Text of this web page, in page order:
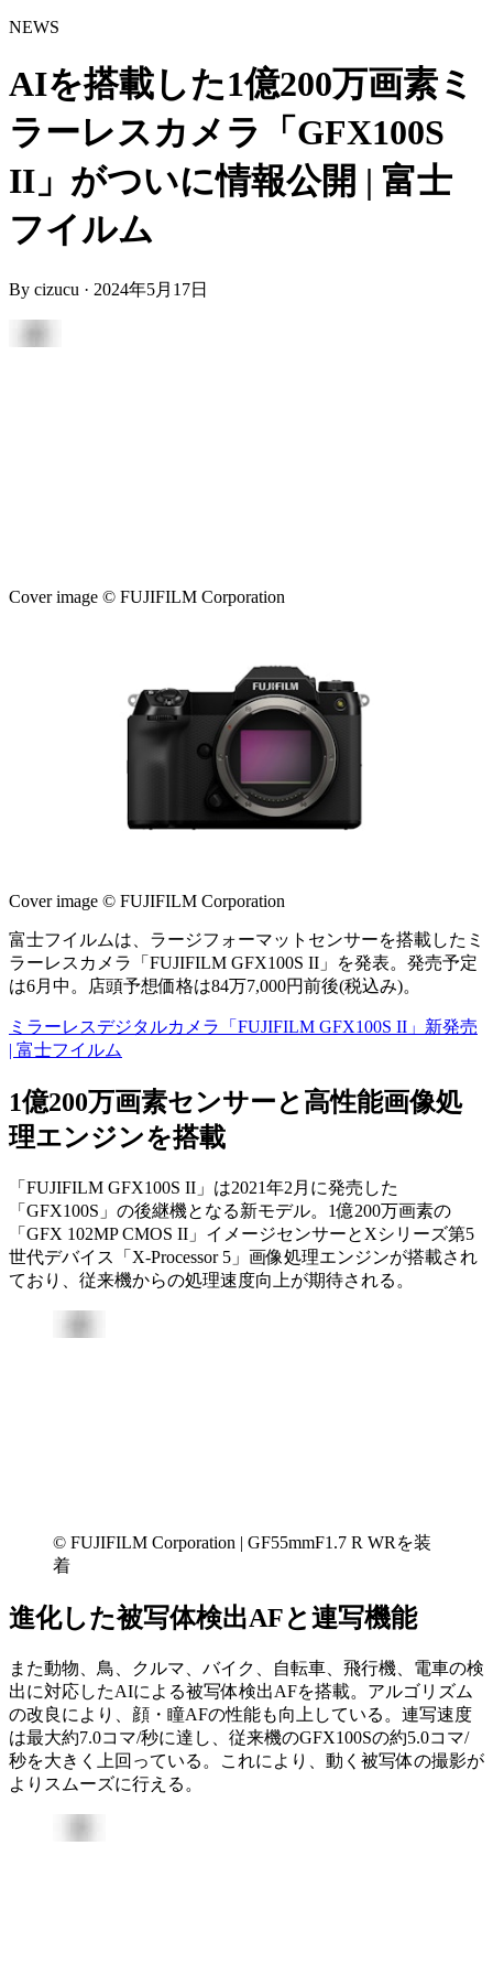
NEWS
AIを搭載した1億200万画素ミ
ラーレスカメラ「GFX100S
II」がついに情報公開 | 富士
フイルム
By cizucu · 2024年5月17日
Cover image © FUJIFILM Corporation
Cover image © FUJIFILM Corporation
富士フイルムは、ラージフォーマットセンサーを搭載したミ
ラーレスカメラ「FUJIFILM GFX100S II」を発表。発売予定
は6月中。店頭予想価格は84万7,000円前後(税込み)。
ミラーレスデジタルカメラ「FUJIFILM GFX100S II」新発売
| 富士フイルム
1億200万画素センサーと高性能画像処
理エンジンを搭載
「FUJIFILM GFX100S II」は2021年2月に発売した
「GFX100S」の後継機となる新モデル。1億200万画素の
「GFX 102MP CMOS II」イメージセンサーとXシリーズ第5
世代デバイス「X-Processor 5」画像処理エンジンが搭載され
ており、従来機からの処理速度向上が期待される。
© FUJIFILM Corporation | GF55mmF1.7 R WRを装
着
進化した被写体検出AFと連写機能
また動物、鳥、クルマ、バイク、自転車、飛行機、電車の検
出に対応したAIによる被写体検出AFを搭載。アルゴリズム
の改良により、顔・瞳AFの性能も向上している。連写速度
は最大約7.0コマ/秒に達し、従来機のGFX100Sの約5.0コマ/
秒を大きく上回っている。これにより、動く被写体の撮影が
よりスムーズに行える。